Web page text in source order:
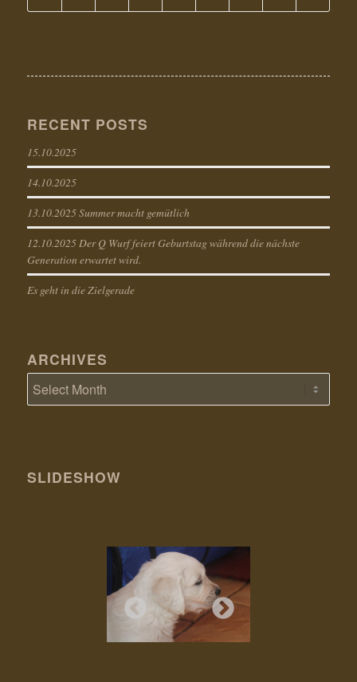
RECENT POSTS
15.10.2025
14.10.2025
13.10.2025 Summer macht gemütlich
12.10.2025 Der Q Wurf feiert Geburtstag während die nächste
Generation erwartet wird.
Es geht in die Zielgerade
ARCHIVES
SLIDESHOW